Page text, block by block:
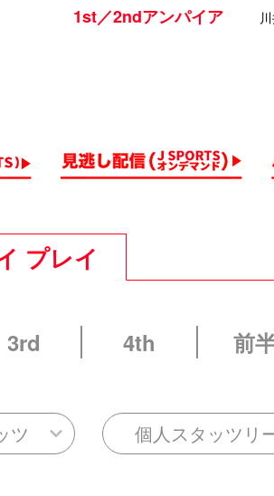
1st／2ndアンパイア
プレイ
3rd 4th 前
ツ 個人スタッツリ